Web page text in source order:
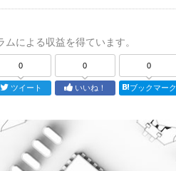
による収益を得ています。
0
ツイート
0
いいね！
0
ブックマーク